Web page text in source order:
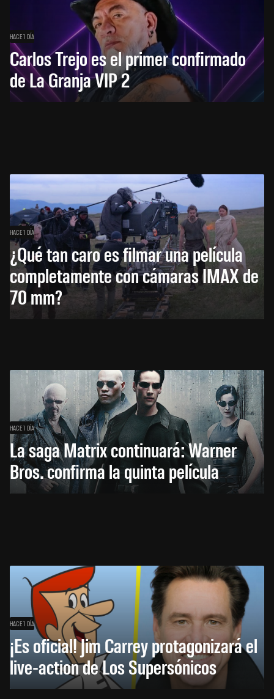
HACE 1 DÍA
Carlos Trejo es el primer confirmado
de La Granja VIP 2
HACE 1 DÍA
¿Qué tan caro es filmar una película
completamente con cámaras IMAX de
70 mm?
HACE 1 DÍA
La saga Matrix continuará: Warner
Bros. confirma la quinta película
HACE 1 DÍA
¡Es oficial! Jim Carrey protagonizará el
live-action de Los Supersónicos